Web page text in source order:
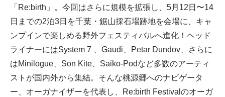
「Re:birth」。今回はさらに規模を拡張し、5月12日〜14
日までの2泊3日を千葉・鋸山採石場跡地を会場に、キャ
ンプインで楽しめる野外フェスティバルへ進化！ヘッド
ライナーにはSystem 7 、Gaudi、Petar Dundov、さらに
はMinilogue、Son Kite、Saiko-Podなど多数のアーティ
ストが国内外から集結。そんな桃源郷へのナビゲータ
ー、オーガナイザーを代表し、Re:birth Festivalのオーガ